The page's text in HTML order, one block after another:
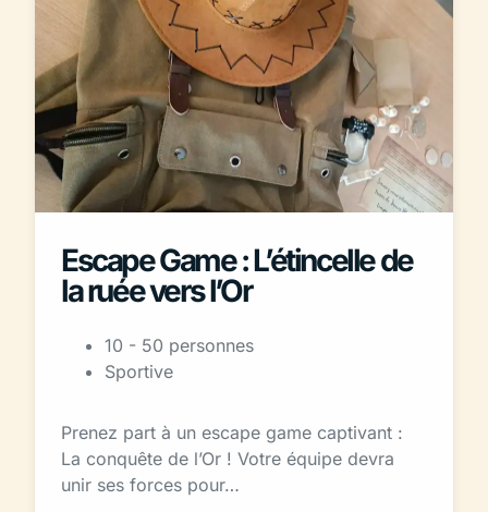
Escape Game : L’étincelle de
la ruée vers l’Or
10 - 50 personnes
Sportive
Prenez part à un escape game captivant :
La conquête de l’Or ! Votre équipe devra
unir ses forces pour…